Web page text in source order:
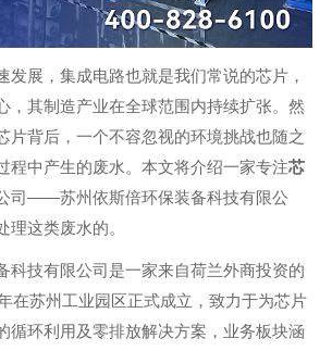
发展，集成电路也就是我们常说的芯片，
，其制造产业在全球范围内持续扩张。然
片背后，一个不容忽视的环境挑战也随之
中产生的废水。本文将介绍一家专注芯
司——苏州依斯倍环保装备科技有限公
理这类废水的。
科技有限公司是一家来自荷兰外商投资的
在苏州工业园区正式成立，致力于为芯片
循环利用及零排放解决方案，业务板块涵